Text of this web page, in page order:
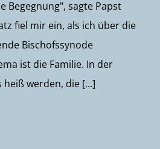
Begegnung", sagte Papst
fiel mir ein, als ich über die
Bischofssynode
ist die Familie. In der
werden, die [...]